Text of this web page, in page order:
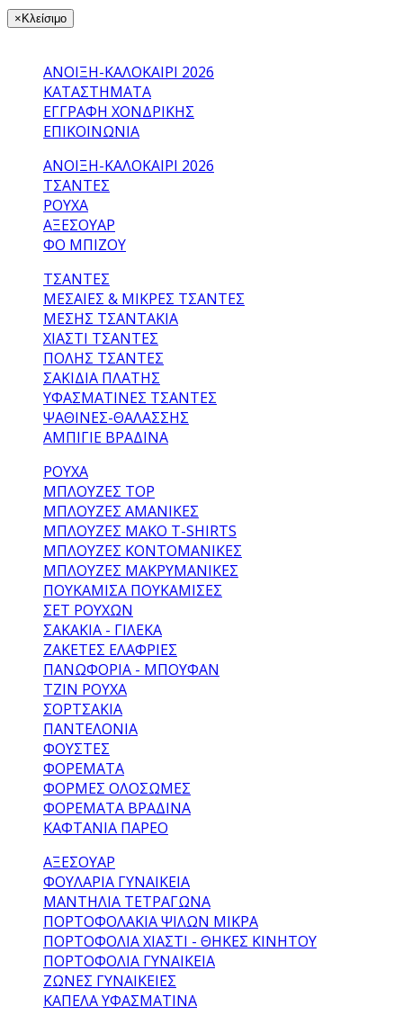
× Κλείσιμο
ΑΝΟΙΞΗ-ΚΑΛΟΚΑΙΡΙ 2026
ΚΑΤΑΣΤΉΜΑΤΑ
ΕΓΓΡΑΦΉ ΧΟΝΔΡΙΚΉΣ
ΕΠΙΚΟΙΝΩΝΊΑ
ΑΝΟΙΞΗ-ΚΑΛΟΚΑΙΡΙ 2026
ΤΣΑΝΤΕΣ
ΡΟΥΧΑ
ΑΞΕΣΟΥΑΡ
ΦΟ ΜΠΙΖΟΥ
ΤΣΑΝΤΕΣ
ΜΕΣΑΊΕΣ & ΜΙΚΡΈΣ ΤΣΆΝΤΕΣ
ΜΈΣΗΣ ΤΣΑΝΤΆΚΙΑ
ΧΙΑΣΤΊ ΤΣΆΝΤΕΣ
ΠΌΛΗΣ ΤΣΆΝΤΕΣ
ΣΑΚΊΔΙΑ ΠΛΆΤΗΣ
ΥΦΑΣΜΆΤΙΝΕΣ ΤΣΆΝΤΕΣ
ΨΆΘΙΝΕΣ-ΘΑΛΆΣΣΗΣ
ΑΜΠΙΓΙΈ ΒΡΑΔΙΝΆ
ΡΟΥΧΑ
ΜΠΛΟΎΖΕΣ TOP
ΜΠΛΟΎΖΕΣ ΑΜΆΝΙΚΕΣ
ΜΠΛΟΎΖΕΣ ΜΑΚΌ T-SHIRTS
ΜΠΛΟΎΖΕΣ ΚΟΝΤΟΜΆΝΙΚΕΣ
ΜΠΛΟΎΖΕΣ ΜΑΚΡΥΜΆΝΙΚΕΣ
ΠΟΥΚΆΜΙΣΑ ΠΟΥΚΑΜΊΣΕΣ
ΣΕΤ ΡΟΎΧΩΝ
ΣΑΚΆΚΙΑ - ΓΙΛΈΚΑ
ΖΑΚΈΤΕΣ ΕΛΑΦΡΙΈΣ
ΠΑΝΩΦΌΡΙΑ - ΜΠΟΥΦΆΝ
ΤΖΙΝ ΡΟΎΧΑ
ΣΟΡΤΣΆΚΙΑ
ΠΑΝΤΕΛΌΝΙΑ
ΦΟΎΣΤΕΣ
ΦΟΡΈΜΑΤΑ
ΦΌΡΜΕΣ ΟΛΌΣΩΜΕΣ
ΦΟΡΈΜΑΤΑ ΒΡΑΔΙΝΆ
ΚΑΦΤΆΝΙΑ ΠΑΡΕΌ
ΑΞΕΣΟΥΑΡ
ΦΟΥΛΆΡΙΑ ΓΥΝΑΙΚΕΊΑ
ΜΑΝΤΉΛΙΑ ΤΕΤΡΆΓΩΝΑ
ΠΟΡΤΟΦΟΛΆΚΙΑ ΨΙΛΏΝ ΜΙΚΡΆ
ΠΟΡΤΟΦΌΛΙΑ ΧΙΑΣΤΊ - ΘΉΚΕΣ ΚΙΝΗΤΟΎ
ΠΟΡΤΟΦΌΛΙΑ ΓΥΝΑΙΚΕΊΑ
ΖΏΝΕΣ ΓΥΝΑΙΚΕΊΕΣ
ΚΑΠΈΛΑ ΥΦΑΣΜΆΤΙΝΑ